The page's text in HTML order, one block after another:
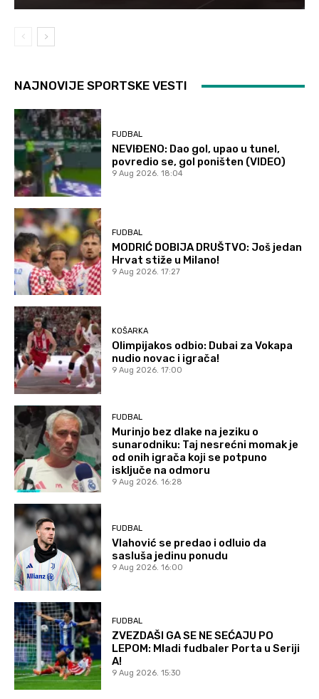
NAJNOVIJE SPORTSKE VESTI
FUDBAL
NEVIĐENO: Dao gol, upao u tunel,
povredio se, gol poništen (VIDEO)
9 Aug 2026. 18:04
FUDBAL
MODRIĆ DOBIJA DRUŠTVO: Još jedan
Hrvat stiže u Milano!
9 Aug 2026. 17:27
KOŠARKA
Olimpijakos odbio: Dubai za Vokapa
nudio novac i igrača!
9 Aug 2026. 17:00
FUDBAL
Murinjo bez dlake na jeziku o
sunarodniku: Taj nesrećni momak je
od onih igrača koji se potpuno
isključe na odmoru
9 Aug 2026. 16:28
FUDBAL
Vlahović se predao i odluio da
sasluša jedinu ponudu
9 Aug 2026. 16:00
FUDBAL
ZVEZDAŠI GA SE NE SEĆAJU PO
LEPOM: Mladi fudbaler Porta u Seriji
A!
9 Aug 2026. 15:30